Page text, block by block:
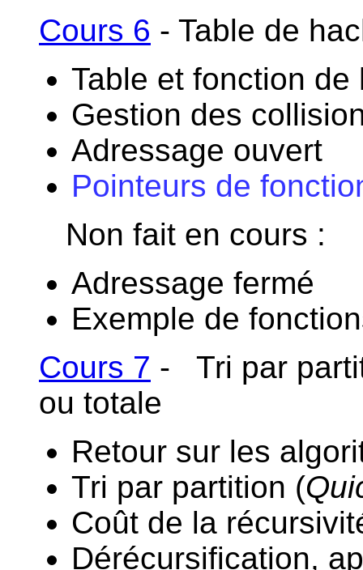
Cours 6 - Table de
Table et fonction de
Gestion des
Adressage ouvert
Pointeurs de
Non fait en cours :
Adressage fermé
Exemple de
Cours 7 - Tri par
ou totale
Retour sur les
Tri par partition (
Coût de la
Dérécursification,